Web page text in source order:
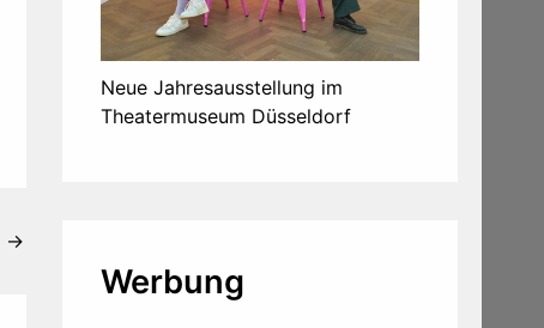
→
Neue Jahresausstellung im
Theatermuseum Düsseldorf
Werbung